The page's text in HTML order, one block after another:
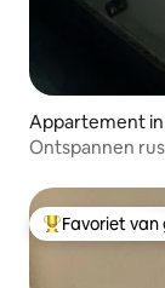
Appartement
Ontspannen
Topfavoriet
Favoriet